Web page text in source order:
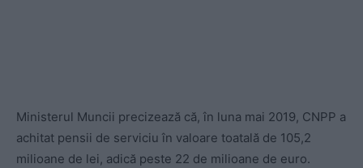
Ministerul Muncii precizează că, în luna mai 2019, CNPP a
achitat pensii de serviciu în valoare toatală de 105,2
milioane de lei, adică peste 22 de milioane de euro.